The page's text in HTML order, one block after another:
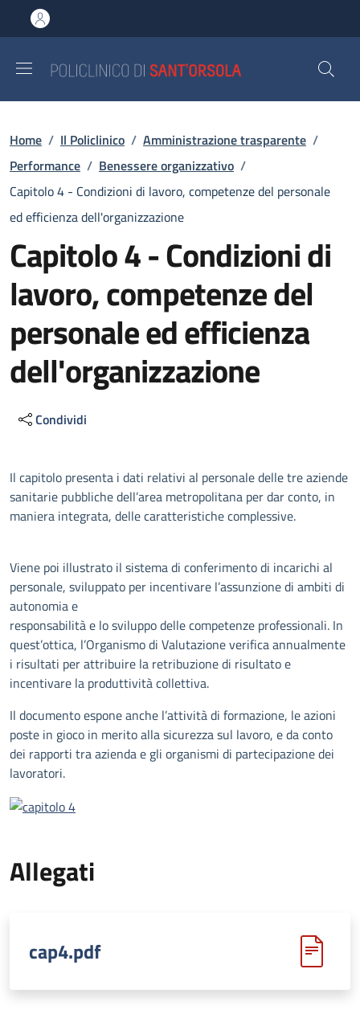
al contenuto principale
to footer content
Briciole di pane
Home / Il Policlinico / Amministrazione trasparente /
Performance / Benessere organizzativo /
Capitolo 4 - Condizioni di lavoro, competenze del personale
ed efficienza dell'organizzazione
Capitolo 4 - Condizioni di
lavoro, competenze del
personale ed efficienza
dell'organizzazione
Condividi
Descrizione
Il capitolo presenta i dati relativi al personale delle tre aziende
sanitarie pubbliche dell’area metropolitana per dar conto, in
maniera integrata, delle caratteristiche complessive.
Viene poi illustrato il sistema di conferimento di incarichi al
personale, sviluppato per incentivare l’assunzione di ambiti di
autonomia e
responsabilità e lo sviluppo delle competenze professionali. In
quest’ottica, l’Organismo di Valutazione verifica annualmente
i risultati per attribuire la retribuzione di risultato e
incentivare la produttività collettiva.
Il documento espone anche l’attività di formazione, le azioni
poste in gioco in merito alla sicurezza sul lavoro, e da conto
dei rapporti tra azienda e gli organismi di partecipazione dei
lavoratori.
Allegati
cap4.pdf